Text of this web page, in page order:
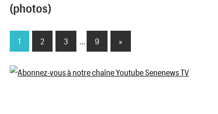
(photos)
Pagination
des
1 2 3 9
Next
Posts
»